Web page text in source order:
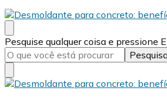
Desmold
Blog Desmold
Procurando
algo?
Pesquise qualquer coisa e pressione